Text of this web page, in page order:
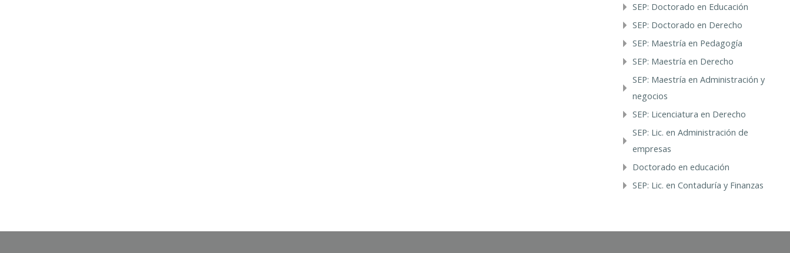
SEP: Doctorado en Educación
SEP: Doctorado en Derecho
SEP: Maestría en Pedagogía
SEP: Maestría en Derecho
SEP: Maestría en Administración y
negocios
SEP: Licenciatura en Derecho
SEP: Lic. en Administración de
empresas
Doctorado en educación
SEP: Lic. en Contaduría y Finanzas